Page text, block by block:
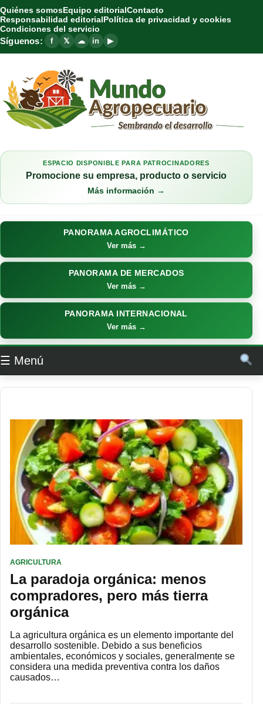
Quiénes somosEquipo editorialContacto
Responsabilidad editorialPolítica de privacidad y cookies
Condiciones del servicio
Síguenos: f 𝕏 ☁ in ▶
ESPACIO DISPONIBLE PARA PATROCINADORES
Promocione su empresa, producto o servicio
Más información →
PANORAMA AGROCLIMÁTICO
Ver más →
PANORAMA DE MERCADOS
Ver más →
PANORAMA INTERNACIONAL
Ver más →
☰ Menú
AGRICULTURA
La paradoja orgánica: menos
compradores, pero más tierra
orgánica
La agricultura orgánica es un elemento importante del
desarrollo sostenible. Debido a sus beneficios
ambientales, económicos y sociales, generalmente se
considera una medida preventiva contra los daños
causados…